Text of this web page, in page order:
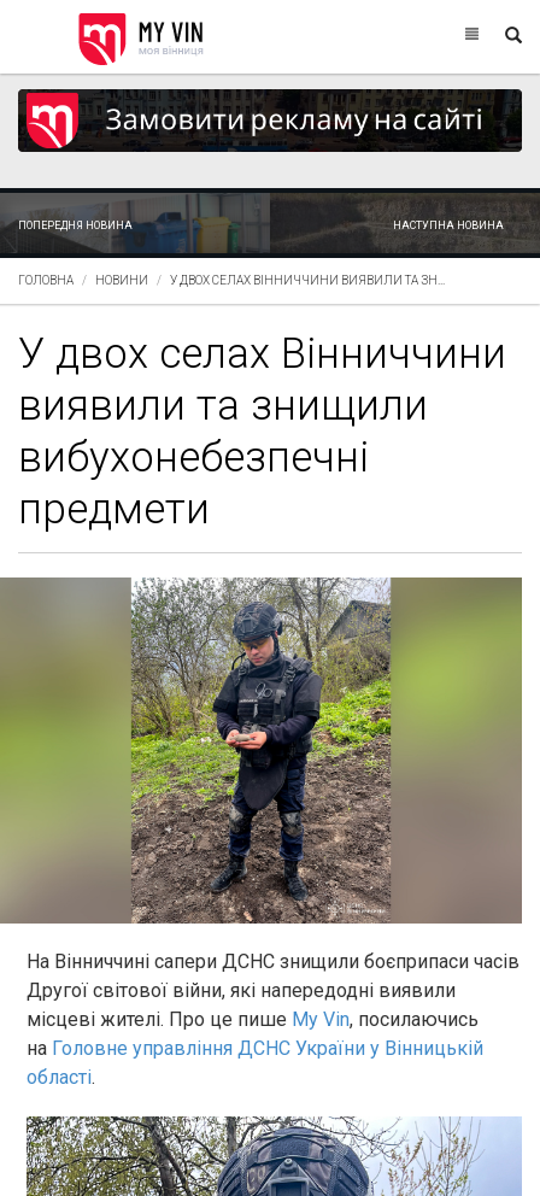
ПОПЕРЕДНЯ НОВИНА НАСТУПНА НОВИНА
ГОЛОВНА НОВИНИ У ДВОХ СЕЛАХ ВІННИЧЧИНИ ВИЯВИЛИ ТА ЗН...
У двох селах Вінниччини
виявили та знищили
вибухонебезпечні
предмети
На Вінниччині сапери ДСНС знищили боєприпаси часів
Другої світової війни, які напередодні виявили
місцеві жителі. Про це пише My Vin, посилаючись
на Головне управління ДСНС України у Вінницькій
області.